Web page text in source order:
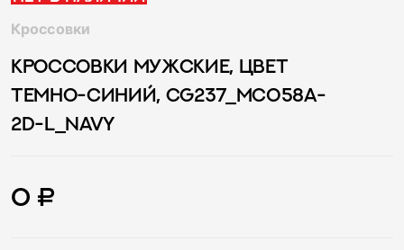
Кроссовки
КРОССОВКИ МУЖСКИЕ, ЦВЕТ
ТЕМНО-СИНИЙ, CG237_MC058A-
2D-L_NAVY
0 ₽